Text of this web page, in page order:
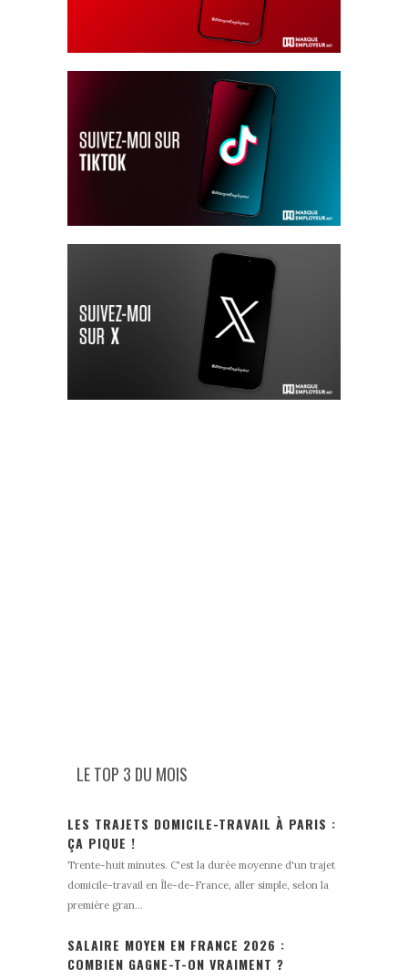
LE TOP 3 DU MOIS
LES TRAJETS DOMICILE-TRAVAIL À PARIS :
ÇA PIQUE !
Trente-huit minutes. C'est la durée moyenne d'un trajet
domicile-travail en Île-de-France, aller simple, selon la
première gran...
SALAIRE MOYEN EN FRANCE 2026 :
COMBIEN GAGNE-T-ON VRAIMENT ?